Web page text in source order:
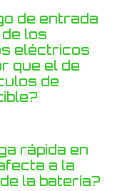
de entrada
los
eléctricos
que el de
de
rápida en
a la
la batería?